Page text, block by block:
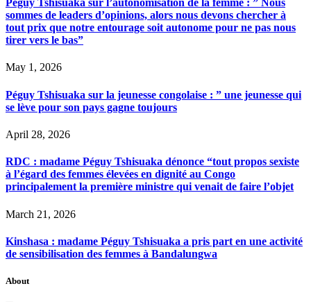
Péguy Tshisuaka sur l’autonomisation de la femme : ” Nous
sommes de leaders d’opinions, alors nous devons chercher à
tout prix que notre entourage soit autonome pour ne pas nous
tirer vers le bas”
May 1, 2026
Péguy Tshisuaka sur la jeunesse congolaise : ” une jeunesse qui
se lève pour son pays gagne toujours
April 28, 2026
RDC : madame Péguy Tshisuaka dénonce “tout propos sexiste
à l’égard des femmes élevées en dignité au Congo
principalement la première ministre qui venait de faire l’objet
March 21, 2026
Kinshasa : madame Péguy Tshisuaka a pris part en une activité
de sensibilisation des femmes à Bandalungwa
About